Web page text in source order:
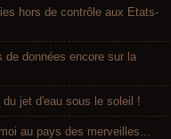
hors de contrôle aux Etats-
de données encore sur la
du jet d'eau sous le soleil !
au pays des merveilles...